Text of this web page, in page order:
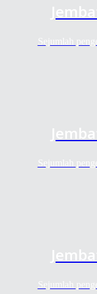
Sejumlah
Sejumlah
Sejumlah